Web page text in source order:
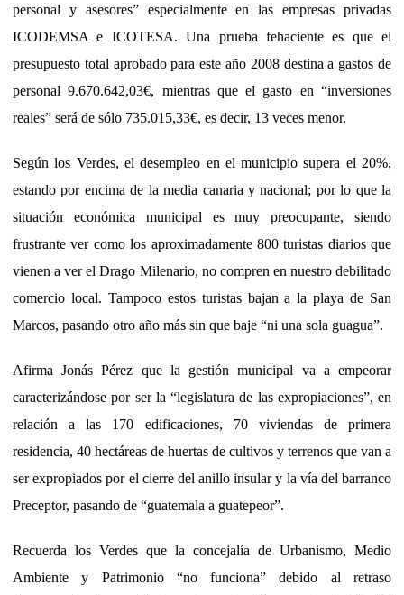
personal y asesores” especialmente en las empresas privadas
ICODEMSA e ICOTESA. Una prueba fehaciente es que el
presupuesto total aprobado para este año 2008 destina a gastos de
personal 9.670.642,03€, mientras que el gasto en “inversiones
reales” será de sólo 735.015,33€, es decir, 13 veces menor.
Según los Verdes, el desempleo en el municipio supera el 20%,
estando por encima de la media canaria y nacional; por lo que la
situación económica municipal es muy preocupante, siendo
frustrante ver como los aproximadamente 800 turistas diarios que
vienen a ver el Drago Milenario, no compren en nuestro debilitado
comercio local. Tampoco estos turistas bajan a la playa de San
Marcos, pasando otro año más sin que baje “ni una sola guagua”.
Afirma Jonás Pérez que la gestión municipal va a empeorar
caracterizándose por ser la “legislatura de las expropiaciones”, en
relación a las 170 edificaciones, 70 viviendas de primera
residencia, 40 hectáreas de huertas de cultivos y terrenos que van a
ser expropiados por el cierre del anillo insular y la vía del barranco
Preceptor, pasando de “guatemala a guatepeor”.
Recuerda los Verdes que la concejalía de Urbanismo, Medio
Ambiente y Patrimonio “no funciona” debido al retraso